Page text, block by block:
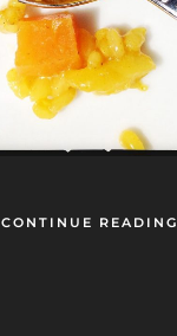
CONTINUE READING